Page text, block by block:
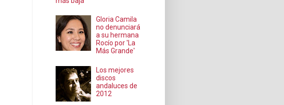
Gloria Camila
no denunciará
a su hermana
Rocío por 'La
Más Grande'
Los mejores
discos
andaluces de
2012